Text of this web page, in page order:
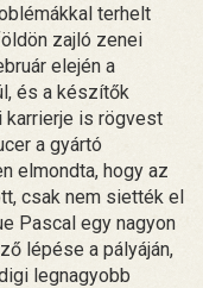
terhelt
zajló zenei
elején a
és a készítők
karrierje is rögvest
a gyártó
elmondta, hogy az
csak nem siették el
Pascal egy nagyon
lépése a pályáján,
legnagyobb